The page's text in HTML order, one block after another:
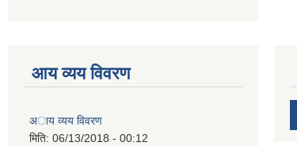
आय व्यय विवरण
अाय व्यय विवरण
मिति: 06/13/2018 - 00:12